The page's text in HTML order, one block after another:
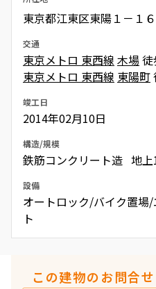
東京都江東区東陽１－１
交通
東京メトロ 東西線 木場
東京メトロ 東西線 東陽町
竣工日
2014年02月10日
構造/規模
鉄筋コンクリート造 地上
設備
オートロック/バイク置場
ト
この建物のお問合